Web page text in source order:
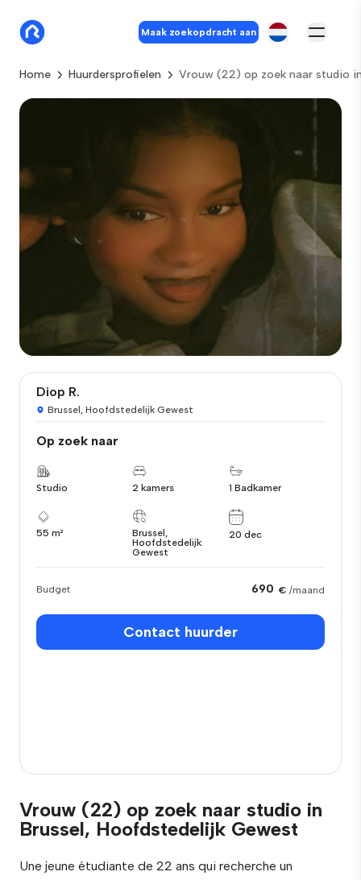
Maak zoekopdracht aan
Home Huurdersprofielen Vrouw (22) op zoek naar studio
Diop R.
Brussel, Hoofdstedelijk Gewest
Op zoek naar
Studio 2 kamers 1 Badkamer
55 m²
Brussel,
Hoofdstedelijk
Gewest
20 dec
Budget 690 € /maand
Contact huurder
Vrouw (22) op zoek naar studio in
Brussel, Hoofdstedelijk Gewest
Une jeune étudiante de 22 ans qui recherche un